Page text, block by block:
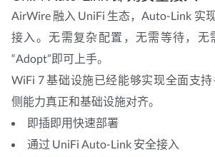
AirWire 融入 UniFi 生态，Auto-Link 实
接入。无需复杂配置，无需等待，无
“Adopt”即可上手。
WiFi 7 基础设施已经能够实现全面支
侧能力真正和基础设施对齐。
即插即用快速部署
通过 UniFi Auto-Link 安全接入